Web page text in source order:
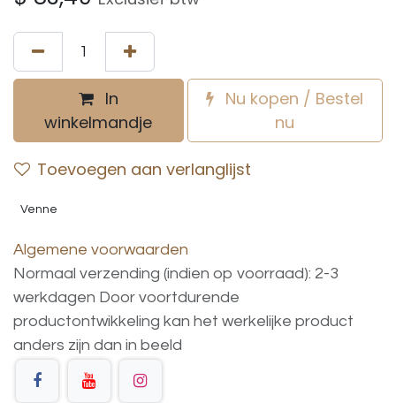
In
winkelmandje
Nu kopen / Bestel
nu
Toevoegen aan verlanglijst
Venne
Algemene voorwaarden
Normaal verzending (indien op voorraad): 2-3
werkdagen Door voortdurende
productontwikkeling kan het werkelijke product
anders zijn dan in beeld